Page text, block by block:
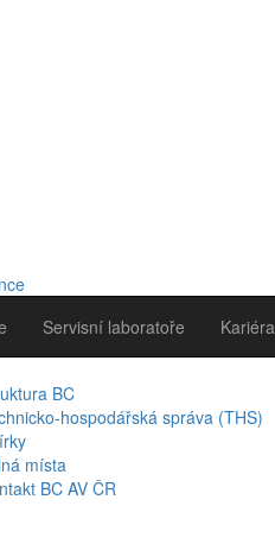
Servisní laboratoře Kariéra
BC
hospodářská správa (THS)
místa
BC AV ČR